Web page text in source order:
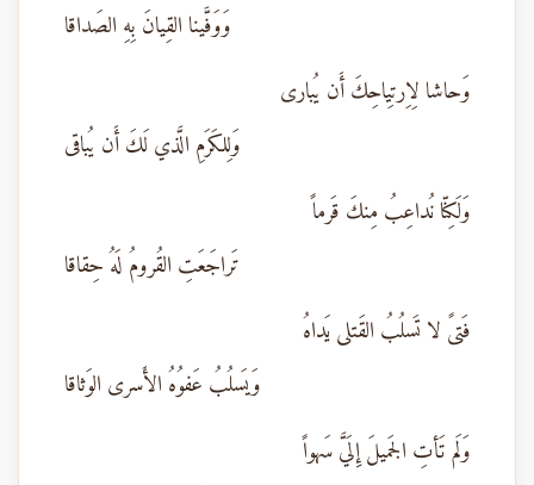
وَوَفَّينا القِيانَ بِهِ الصَداقا
وَحاشا لِاِرتِياحِكَ أَن يُبارى
وَلِلكَرَمِ الَّذي لَكَ أَن يُباقى
وَلَكِنّا نُداعِبُ مِنكَ قَرماً
تَراجَعَتِ القُرومُ لَهُ حِقاقا
فَتىً لا تَسلُبُ القَتلى يَداهُ
وَيَسلُبُ عَفوُهُ الأَسرى الوَثاقا
وَلَم تَأتِ الجَميلَ إِلَيَّ سَهواً